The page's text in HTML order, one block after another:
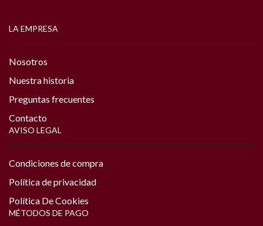
LA EMPRESA
Nosotros
Nuestra historia
Preguntas frecuentes
Contacto
AVISO LEGAL
Condiciones de compra
Política de privacidad
Política De Cookies
MÉTODOS DE PAGO